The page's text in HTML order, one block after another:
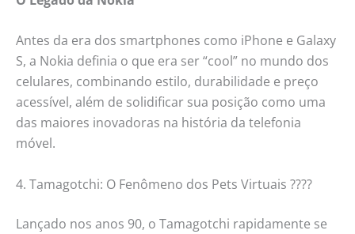
Antes da era dos smartphones como iPhone e Galaxy
S, a Nokia definia o que era ser “cool” no mundo dos
celulares, combinando estilo, durabilidade e preço
acessível, além de solidificar sua posição como uma
das maiores inovadoras na história da telefonia
móvel.
4. Tamagotchi: O Fenômeno dos Pets Virtuais ????
Lançado nos anos 90, o Tamagotchi rapidamente se